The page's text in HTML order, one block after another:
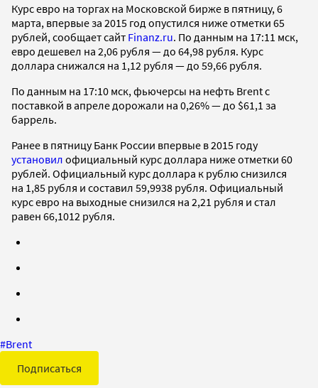
Курс евро на торгах на Московской бирже в пятницу, 6
марта, впервые за 2015 год опустился ниже отметки 65
рублей, сообщает сайт Finanz.ru. По данным на 17:11 мск,
евро дешевел на 2,06 рубля — до 64,98 рубля. Курс
доллара снижался на 1,12 рубля — до 59,66 рубля.
По данным на 17:10 мск, фьючерсы на нефть Brent с
поставкой в апреле дорожали на 0,26% — до $61,1 за
баррель.
Ранее в пятницу Банк России впервые в 2015 году
установил официальный курс доллара ниже отметки 60
рублей. Официальный курс доллара к рублю снизился
на 1,85 рубля и составил 59,9938 рубля. Официальный
курс евро на выходные снизился на 2,21 рубля и стал
равен 66,1012 рубля.
#Brent
Подписаться